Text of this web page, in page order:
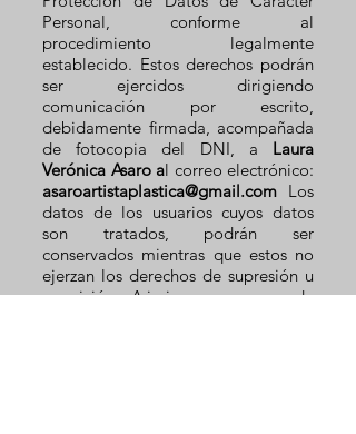
Personal, conforme al
procedimiento legalmente
establecido. Estos derechos podrán
ser ejercidos dirigiendo
comunicación por escrito,
debidamente firmada, acompañada
de fotocopia del DNI, a Laura
Verónica Asaro al correo electrónico:
asaroartistaplastica@gmail.com Los
datos de los usuarios cuyos datos
son tratados, podrán ser
conservados mientras que estos no
ejerzan los derechos de supresión u
oposición. Asimismo, en caso de